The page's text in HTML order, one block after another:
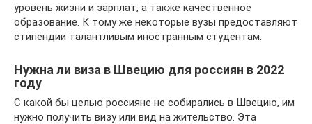
уровень жизни и зарплат, а также качественное
образование. К тому же некоторые вузы предоставляют
стипендии талантливым иностранным студентам.
Нужна ли виза в Швецию для россиян в 2022
году
С какой бы целью россияне не собирались в Швецию, им
нужно получить визу или вид на жительство. Эта